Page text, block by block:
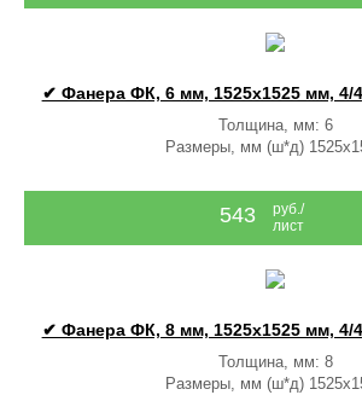
✔ Фанера ФК, 6 мм, 1525x1525 мм, 4/
Толщина, мм: 6
Размеры, мм (ш*д)
543
руб./
лист
✔ Фанера ФК, 8 мм, 1525x1525 мм, 4/
Толщина, мм: 8
Размеры, мм (ш*д)